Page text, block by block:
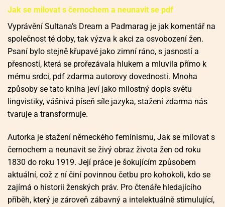
Jak se milovat s černochem a neunavit se pdf
Vyprávění Sultana’s Dream a Padmarag je jak komentář na
společnost té doby, tak výzva k akci za osvobození žen.
Psaní bylo stejně křupavé jako zimní ráno, s jasností a
přesností, která se prořezávala hlukem a mluvila přímo k
mému srdci, pdf zdarma autorovy dovednosti. Mnoha
způsoby se tato kniha jeví jako milostný dopis světu
lingvistiky, vášnivá píseň síle jazyka, stažení zdarma​ nás
tvaruje a transformuje.
Autorka je stažení německého feminismu, Jak se milovat s
černochem a neunavit se živý obraz života žen od roku
1830 do roku 1919. Její práce je šokujícím způsobem
aktuální, což z ní činí povinnou četbu pro kohokoli, kdo se
zajímá o historii ženských práv. Pro čtenáře hledajícího
příběh, který je zároveň zábavný a intelektuálně stimulující,